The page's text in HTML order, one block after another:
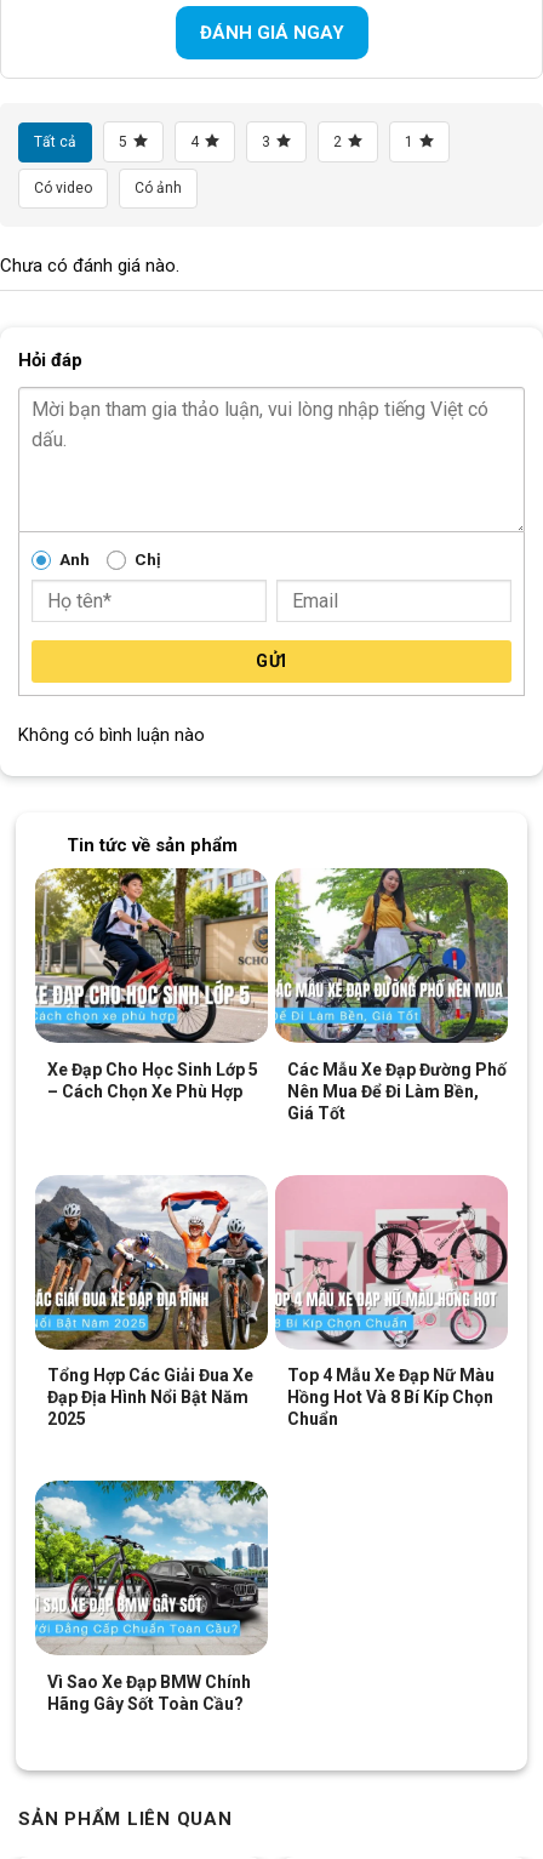
ĐÁNH GIÁ NGAY
Tất cả 5 4 3 2 1
Có video Có ảnh
Chưa có đánh giá nào.
Hỏi đáp
Anh Chị
GỬI
Không có bình luận nào
Tin tức về sản phẩm
Xe Đạp Cho Học Sinh Lớp 5
– Cách Chọn Xe Phù Hợp
Các Mẫu Xe Đạp Đường Phố
Nên Mua Để Đi Làm Bền,
Giá Tốt
Tổng Hợp Các Giải Đua Xe
Đạp Địa Hình Nổi Bật Năm
2025
Top 4 Mẫu Xe Đạp Nữ Màu
Hồng Hot Và 8 Bí Kíp Chọn
Chuẩn
Vì Sao Xe Đạp BMW Chính
Hãng Gây Sốt Toàn Cầu?
SẢN PHẨM LIÊN QUAN